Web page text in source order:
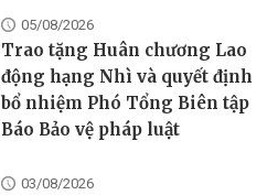
05/08/2026
Trao tặng Huân chương Lao
động hạng Nhì và quyết định
bổ nhiệm Phó Tổng Biên tập
Báo Bảo vệ pháp luật
03/08/2026